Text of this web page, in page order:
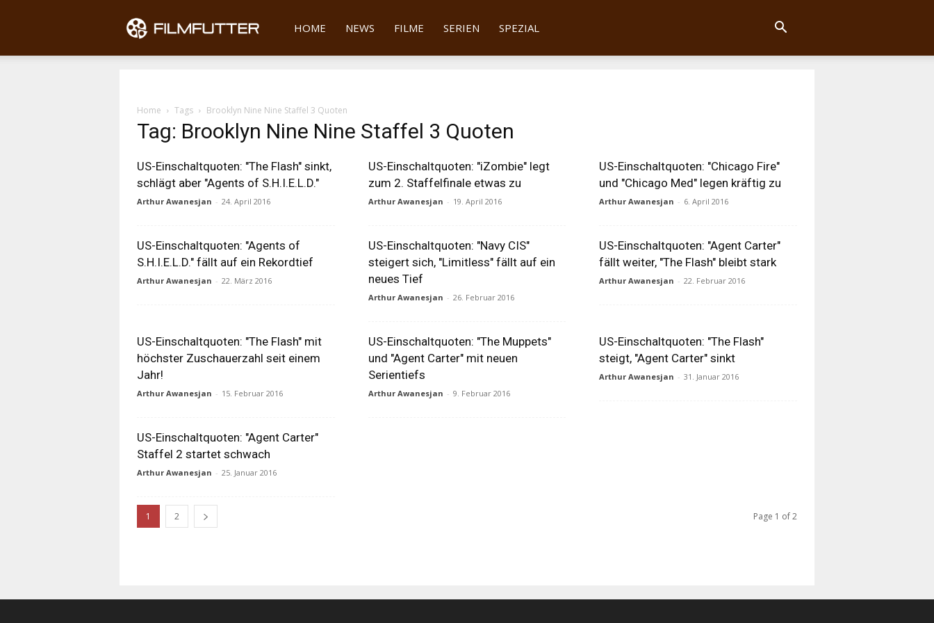
Filmfutter
HOME NEWS FILME SERIEN SPEZIAL
Home Tags Brooklyn Nine Nine Staffel 3 Quoten
Tag: Brooklyn Nine Nine Staffel 3 Quoten
US-Einschaltquoten: "The Flash" sinkt,
schlägt aber "Agents of S.H.I.E.L.D."
Arthur Awanesjan - 24. April 2016
US-Einschaltquoten: "iZombie" legt
zum 2. Staffelfinale etwas zu
Arthur Awanesjan - 19. April 2016
US-Einschaltquoten: "Chicago Fire"
und "Chicago Med" legen kräftig zu
Arthur Awanesjan - 6. April 2016
US-Einschaltquoten: "Agents of
S.H.I.E.L.D." fällt auf ein Rekordtief
Arthur Awanesjan - 22. März 2016
US-Einschaltquoten: "Navy CIS"
steigert sich, "Limitless" fällt auf ein
neues Tief
Arthur Awanesjan - 26. Februar 2016
US-Einschaltquoten: "Agent Carter"
fällt weiter, "The Flash" bleibt stark
Arthur Awanesjan - 22. Februar 2016
US-Einschaltquoten: "The Flash" mit
höchster Zuschauerzahl seit einem
Jahr!
Arthur Awanesjan - 15. Februar 2016
US-Einschaltquoten: "The Muppets"
und "Agent Carter" mit neuen
Serientiefs
Arthur Awanesjan - 9. Februar 2016
US-Einschaltquoten: "The Flash"
steigt, "Agent Carter" sinkt
Arthur Awanesjan - 31. Januar 2016
US-Einschaltquoten: "Agent Carter"
Staffel 2 startet schwach
Arthur Awanesjan - 25. Januar 2016
1 2 Page 1 of 2